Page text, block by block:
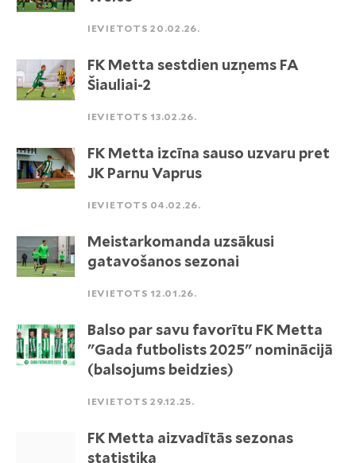
IEVIETOTS 20.02.26.
FK Metta sestdien uzņems FA
Šiauliai-2
IEVIETOTS 13.02.26.
FK Metta izcīna sauso uzvaru pret
JK Parnu Vaprus
IEVIETOTS 04.02.26.
Meistarkomanda uzsākusi
gatavošanos sezonai
IEVIETOTS 12.01.26.
Balso par savu favorītu FK Metta
"Gada futbolists 2025" nominācijā
(balsojums beidzies)
IEVIETOTS 29.12.25.
FK Metta aizvadītās sezonas
statistika